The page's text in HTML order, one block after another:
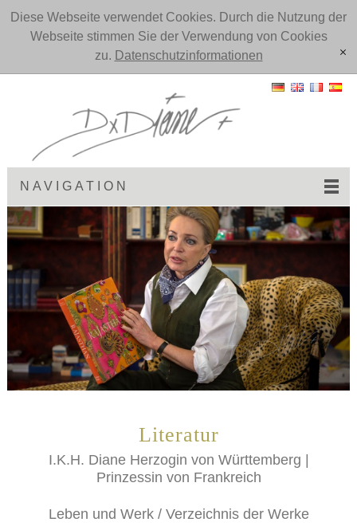
Diese Webseite verwendet Cookies. Durch die Nutzung der
Webseite stimmen Sie der Verwendung von Cookies
zu. Datenschutzinformationen [x]
NAVIGATION
Literatur
I.K.H. Diane Herzogin von Württemberg |
Prinzessin von Frankreich
Leben und Werk / Verzeichnis der Werke